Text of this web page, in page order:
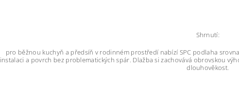
Shrnutí:
pro běžnou kuchyň a předsíň v rodinném prostředí nabízí SPC podlaha
instalaci a povrch bez problematických spár. Dlažba si zachovává obrovskou
dlouhověkost.